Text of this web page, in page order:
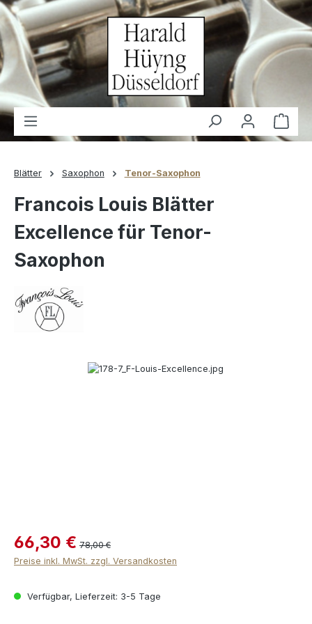
springen
Blätter Saxophon Tenor-Saxophon
Francois Louis Blätter
Excellence für Tenor-
Saxophon
Bildergalerie überspringen
66,30 € 78,00 €
Preise inkl. MwSt. zzgl. Versandkosten
Verfügbar, Lieferzeit: 3-5 Tage